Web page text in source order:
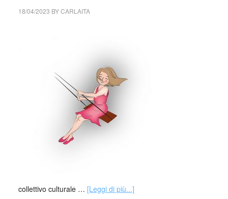
18/04/2023 BYCARLAITA
collettivo culturale … [Leggi di più...]